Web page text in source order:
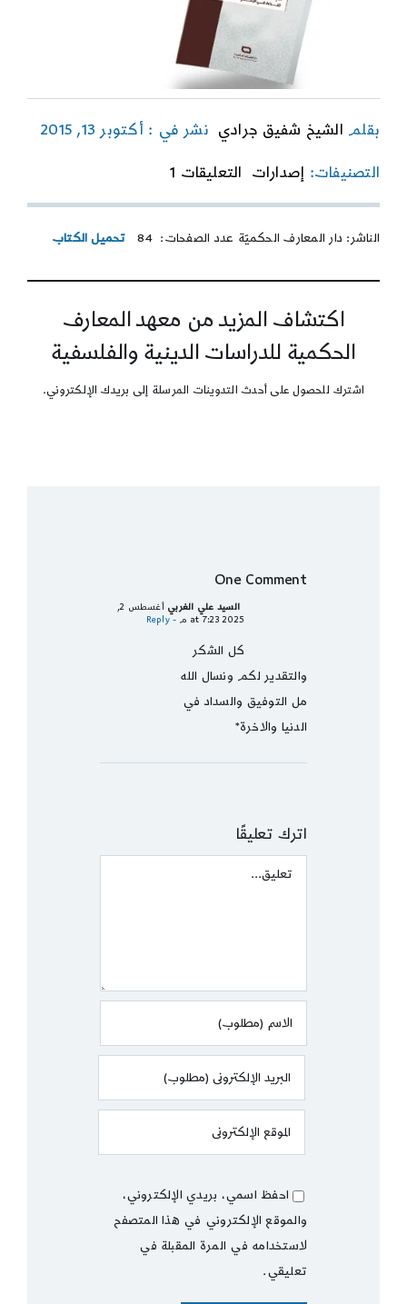
بقلم الشيخ شفيق جرادي نشر في : أكتوبر 13, 2015
التصنيفات: إصدارات التعليقات 1 on
في
التكفيريّةالناشر: دار المعارف الحكميّة عدد الصفحات: 84 تحميل الكتاب
اكتشاف المزيد من معهد المعارف
الحكمية للدراسات الدينية والفلسفية
اشترك للحصول على أحدث التدوينات المرسلة إلى بريدك الإلكتروني.
One Comment
السيد علي الغربي
أغسطس 2,
2025 at 7:23 م
- Reply
كل الشكر
والتقدير لكم ونسال الله
مل التوفيق والسداد في
الدنيا والاخرة*
اترك تعليقًا
Comment
احفظ اسمي، بريدي الإلكتروني،
والموقع الإلكتروني في هذا المتصفح
لاستخدامه في المرة المقبلة في
تعليقي.